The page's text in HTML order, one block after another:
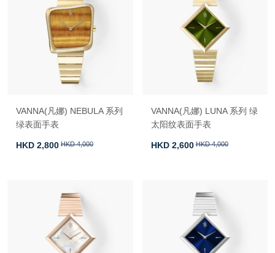
VANNA(凡娜) NEBULA 系列
绿表面手表
HKD 2,800 HKD 4,000
VANNA(凡娜) LUNA 系列 绿
太阳纹表面手表
HKD 2,600 HKD 4,000